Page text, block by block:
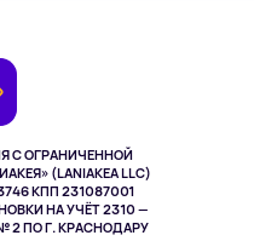
С ОГРАНИЧЕННОЙ
(LANIAKEA LLC)
КПП 231087001
НА УЧЁТ 2310 —
ПО Г. КРАСНОДАРУ